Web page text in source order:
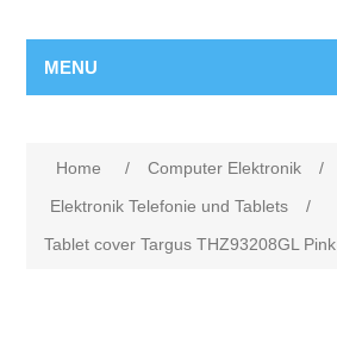
MENU
Home / Computer Elektronik
/
Elektronik Telefonie und Tablets
/
Tablet cover Targus THZ93208GL Pink